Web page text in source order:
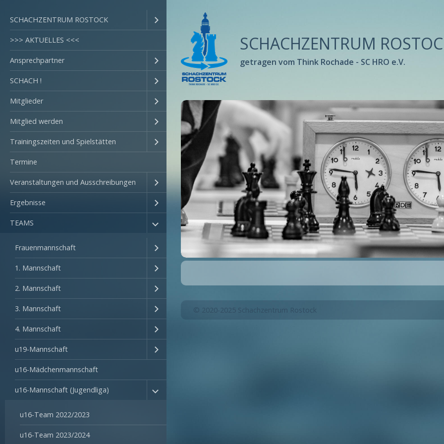
SCHACHZENTRUM ROSTOCK
>>> AKTUELLES <<<
Ansprechpartner
SCHACH !
Mitglieder
Mitglied werden
Trainingszeiten und Spielstätten
Termine
Veranstaltungen und Ausschreibungen
Ergebnisse
TEAMS
Frauenmannschaft
1. Mannschaft
2. Mannschaft
3. Mannschaft
4. Mannschaft
u19-Mannschaft
u16-Mädchenmannschaft
u16-Mannschaft (Jugendliga)
u16-Team 2022/2023
u16-Team 2023/2024
SCHACHZENTRUM
getragen vom Think Rochade - SC HRO e.V.
© 2020-2025 Schachzentrum Rostock